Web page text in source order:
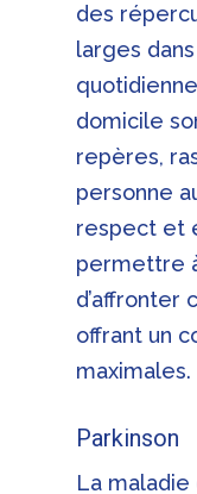
des
larges
domicile
repères,
personne
respect et
permettre
d’affronter
offrant un
maximales.
Parkinson
La